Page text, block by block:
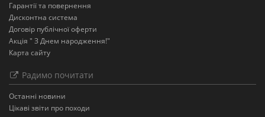
Гарантії та повернення
Дисконтна система
Договір публічної оферти
Акція " З Днем народження!"
Карта сайту
Радимо почитати
Останнi новини
Цікаві звіти про походи